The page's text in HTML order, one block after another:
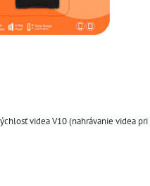
videa V10 (nahrávanie videa